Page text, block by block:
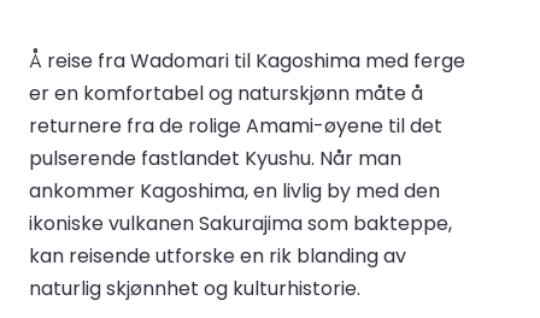
Å reise fra Wadomari til Kagoshima med ferge
er en komfortabel og naturskjønn måte å
returnere fra de rolige Amami-øyene til det
pulserende fastlandet Kyushu. Når man
ankommer Kagoshima, en livlig by med den
ikoniske vulkanen Sakurajima som bakteppe,
kan reisende utforske en rik blanding av
naturlig skjønnhet og kulturhistorie.